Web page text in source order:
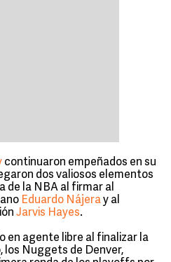
continuaron empeñados en su
dos valiosos elementos
de la NBA al firmar al
Eduardo Nájeray al
Jarvis Hayes.
en agente libre al finalizar la
los Nuggets de Denver,